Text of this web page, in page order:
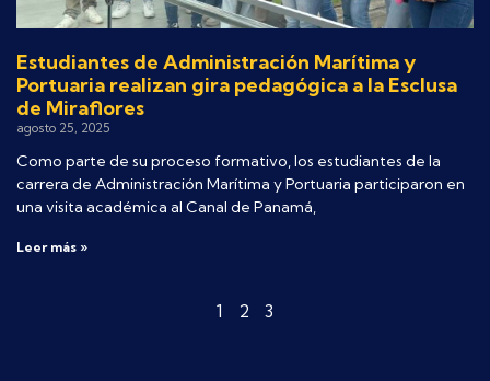
Estudiantes de Administración Marítima y
Portuaria realizan gira pedagógica a la Esclusa
de Miraflores
agosto 25, 2025
Como parte de su proceso formativo, los estudiantes de la
carrera de Administración Marítima y Portuaria participaron en
una visita académica al Canal de Panamá,
Leer más »
1 2 3